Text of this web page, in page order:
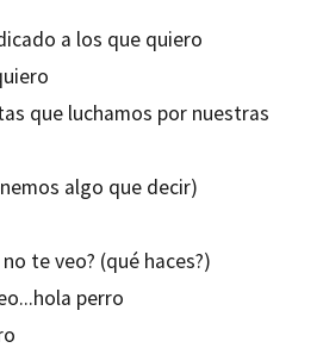
a los que quiero
que luchamos por nuestras
algo que decir)
te veo? (qué haces?)
perro